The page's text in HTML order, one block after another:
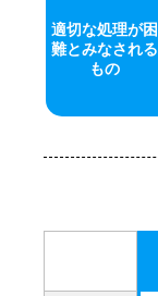
適切な処理が困
難とみなされる
もの